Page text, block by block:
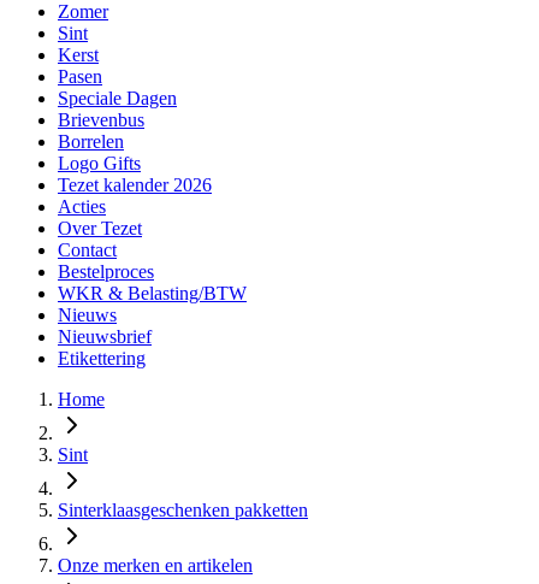
Zomer
Sint
Kerst
Pasen
Speciale Dagen
Brievenbus
Borrelen
Logo Gifts
Tezet kalender 2026
Acties
Over Tezet
Contact
Bestelproces
WKR & Belasting/BTW
Nieuws
Nieuwsbrief
Etikettering
Home
Sint
Sinterklaasgeschenken pakketten
Onze merken en artikelen